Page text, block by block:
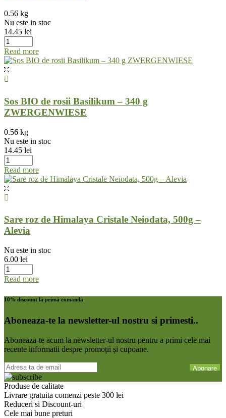
0.56 kg
Nu este in stoc
14.45 lei
Read more
Sos BIO de rosii Basilikum – 340 g
ZWERGENWIESE
0.56 kg
Nu este in stoc
14.45 lei
Read more
Sare roz de Himalaya Cristale Neiodata, 500g –
Alevia
Nu este in stoc
6.00 lei
Read more
10% discount la prima comanda
Aboneaza-te la newsletter-ul nostru si primesti..
Aboneaza-te acum la newsletter-ul nostru pentru a primi cele mai
recente informatii despre promoții și cupoane.
Produse de calitate
Livrare gratuita comenzi peste 300 lei
Reduceri si Discount-uri
Cele mai bune preturi